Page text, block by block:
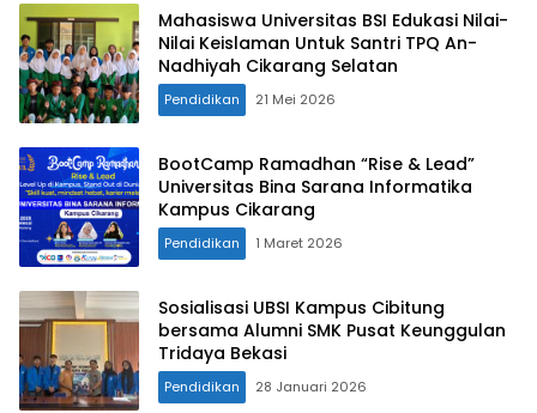
Mahasiswa Universitas BSI Edukasi Nilai-
Nilai Keislaman Untuk Santri TPQ An-
Nadhiyah Cikarang Selatan
Pendidikan 21 Mei 2026
BootCamp Ramadhan “Rise & Lead”
Universitas Bina Sarana Informatika
Kampus Cikarang
Pendidikan 1 Maret 2026
Sosialisasi UBSI Kampus Cibitung
bersama Alumni SMK Pusat Keunggulan
Tridaya Bekasi
Pendidikan 28 Januari 2026